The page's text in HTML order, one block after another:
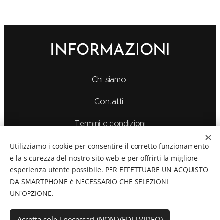
Non solo
INFORMAZIONI
Chi siamo
Contatti
Termini e condizioni
Informativa sulla Privacy
METODI DI PAGAMENTO E SPEDIZIONE
Utilizziamo i cookie per consentire il corretto funzionamento
e la sicurezza del nostro sito web e per offrirti la migliore
esperienza utente possibile. PER EFFETTUARE UN ACQUISTO
DA SMARTPHONE è NECESSARIO CHE SELEZIONI
UN'OPZIONE.